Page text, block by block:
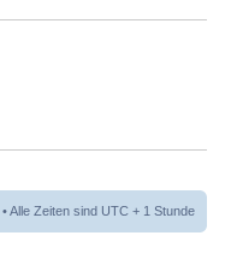
• Alle Zeiten sind UTC + 1 Stunde